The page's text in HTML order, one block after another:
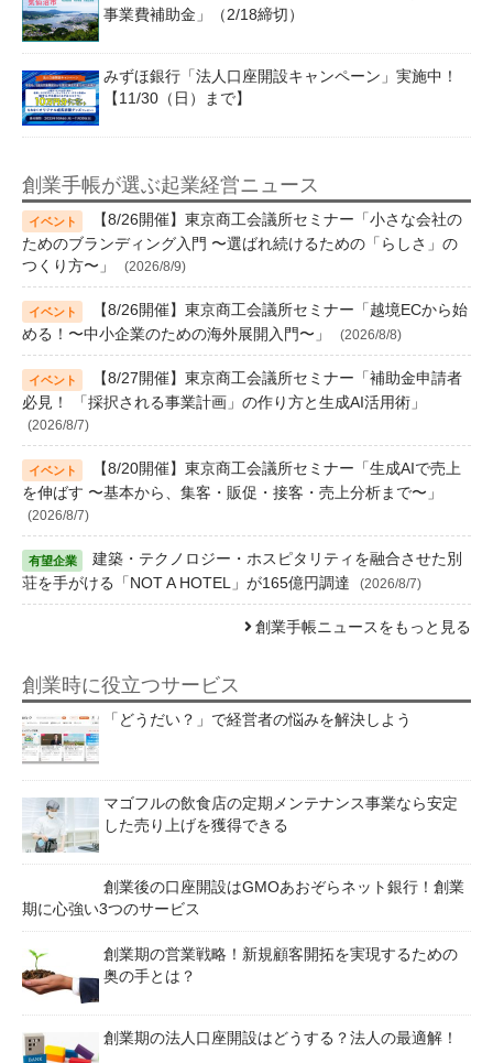
事業費補助金」（2/18締切）
みずほ銀行「法人口座開設キャンペーン」実施中！
【11/30（日）まで】
創業手帳が選ぶ起業経営ニュース
【8/26開催】東京商工会議所セミナー「小さな会社の
ためのブランディング入門 〜選ばれ続けるための「らしさ」の
つくり方〜」
(2026/8/9)
【8/26開催】東京商工会議所セミナー「越境ECから始
める！〜中小企業のための海外展開入門〜」
(2026/8/8)
【8/27開催】東京商工会議所セミナー「補助金申請者
必見！ 「採択される事業計画」の作り方と生成AI活用術」
(2026/8/7)
【8/20開催】東京商工会議所セミナー「生成AIで売上
を伸ばす 〜基本から、集客・販促・接客・売上分析まで〜」
(2026/8/7)
建築・テクノロジー・ホスピタリティを融合させた別
荘を手がける「NOT A HOTEL」が165億円調達
(2026/8/7)
創業手帳ニュースをもっと見る
創業時に役立つサービス
「どうだい？」で経営者の悩みを解決しよう
マゴフルの飲食店の定期メンテナンス事業なら安定
した売り上げを獲得できる
創業後の口座開設はGMOあおぞらネット銀行！創業
期に心強い3つのサービス
創業期の営業戦略！新規顧客開拓を実現するための
奥の手とは？
創業期の法人口座開設はどうする？法人の最適解！